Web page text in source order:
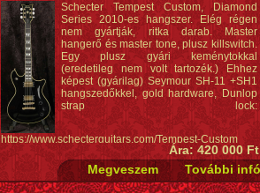
Schecter Tempest Custom, Diamond
Series 2010-es hangszer. Elég régen
nem gyártják, ritka darab. Master
hangerő és master tone, plusz killswitch.
Egy plusz gyári keménytokkal
(eredetileg nem volt tartozék.) Ehhez
képest (gyárilag) Seymour SH-11 +SH1
hangszedőkkel, gold hardware, Dunlop
strap lock:
https://www.schecterguitars.com/Tempest-Custom
Ára: 420 000 Ft